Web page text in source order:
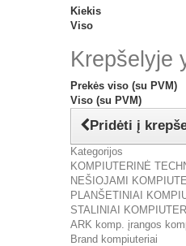
Kiekis
Viso
Krepšelyje
Prekės viso (su PVM)
Viso (su PVM)
Pridėti į
Kategorijos
KOMPIUTERINĖ
NEŠIOJAMI
PLANŠETINIAI
STALINIAI
ARK komp. įrangos
Brand kompiuteriai